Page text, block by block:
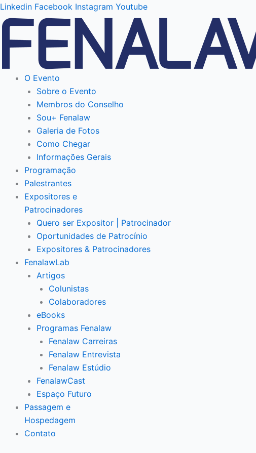
Ir
para
conteúdo
Linkedin Facebook Instagram Youtube
O Evento
Sobre o Evento
Membros do Conselho
Sou+ Fenalaw
Galeria de Fotos
Como Chegar
Informações Gerais
Programação
Palestrantes
Expositores e
Patrocinadores
Quero ser Expositor | Patrocinador
Oportunidades de Patrocínio
Expositores & Patrocinadores
FenalawLab
Artigos
Colunistas
Colaboradores
eBooks
Programas Fenalaw
Fenalaw Carreiras
Fenalaw Entrevista
Fenalaw Estúdio
FenalawCast
Espaço Futuro
Passagem e
Hospedagem
Contato